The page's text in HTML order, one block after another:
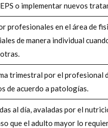
o implementar nuevos
profesionales en el área de
de manera individual
trimestral por el profesional
de acuerdo a patologías.
al día, avaladas por el
que el adulto mayor lo